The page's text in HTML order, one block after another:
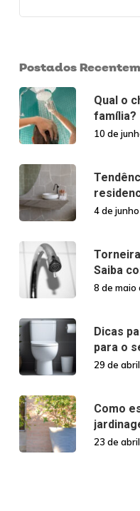
Postados
Qual o
família?
10 de
4 de
Saiba
8 de maio
Dicas
para o
29 de
Como
23 de